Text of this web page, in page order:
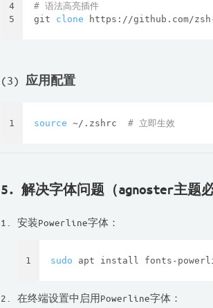
4
5
# 语法高亮插件
git clone https://github.com/
(3) 应用配置
1 source ~/.zshrc # 立即生效
5. 解决字体问题（agnoster主题必
安装Powerline字体：
1 sudo apt install fonts-
在终端设置中启用Powerline字体：